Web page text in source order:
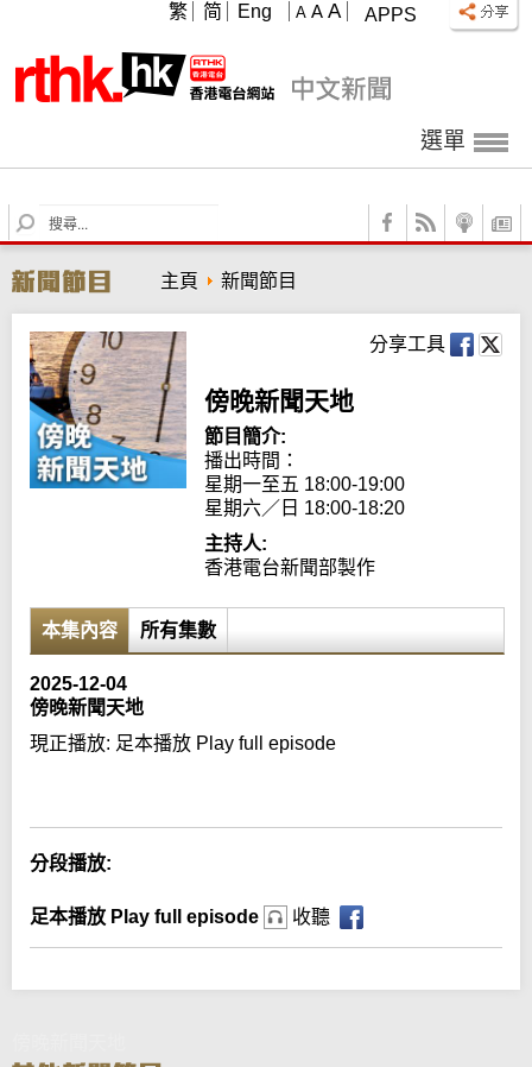
APPS
A A A
繁 简 Eng
選單
S
e
r
c
h
主頁 新聞節目
分享工具
傍晚新聞天地
節目簡介:
播出時間：
星期一至五 18:00-19:00
星期六／日 18:00-18:20
主持人:
香港電台新聞部製作
本集內容 所有集數
2025-12-04
傍晚新聞天地
現正播放: 足本播放 Play full episode
分段播放:
足本播放 Play full episode 收聽